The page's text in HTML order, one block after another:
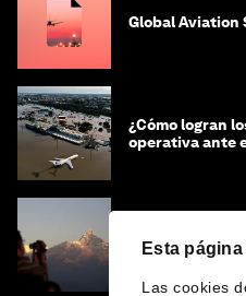
Esta
Las cookies
Global Aviation
¿Cómo logran
operativa ante
de las cimas